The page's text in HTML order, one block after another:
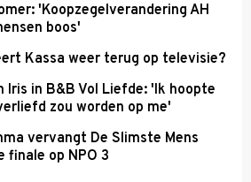
'Koopzegelverandering AH
boos'
Kassa weer terug op televisie?
Iris in B&B Vol Liefde: 'Ik hoopte
zou worden op me'
vervangt De Slimste Mens
finale op NPO 3